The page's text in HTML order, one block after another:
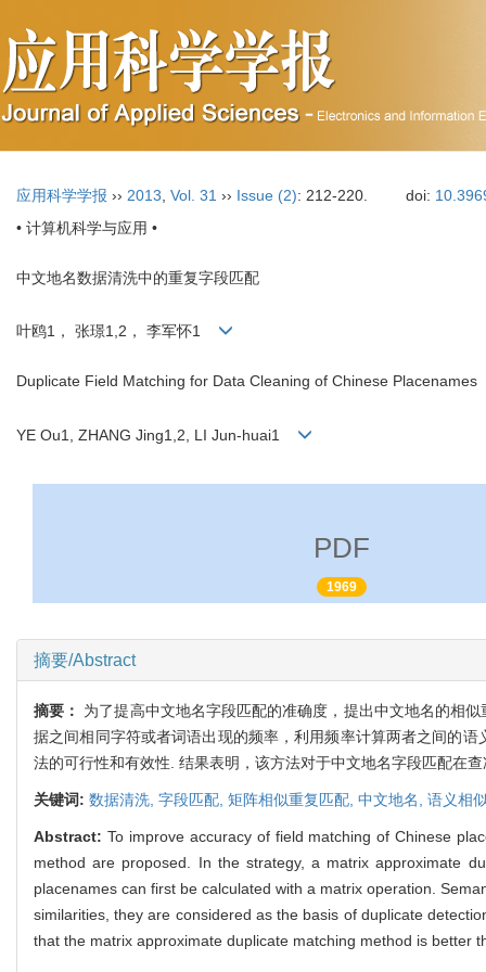
应用科学学报 ›› 2013 Vol. 31 ›› Issue (2): 212-220. doi:
• 计算机科学与应用 •
中文地名数据清洗中的重复字段匹配
叶鸥1， 张璟1,2， 李军怀1
Duplicate Field Matching for Data Cleaning of Chinese Placenames
YE Ou1, ZHANG Jing1,2, LI Jun-huai1
PDF
摘要：为了提高中文地名字段匹配的准确度，提出中文地名的相
据之间相同字符或者词语出现的频率，利用频率计算两者之间的
法的可行性和有效性. 结果表明，该方法对于中文地名字段匹配在
关键词:数据清洗,字段匹配,矩阵相似重复匹配,中文地名,语义相
Abstract:To improve accuracy of field matching of Chinese
method are proposed. In the strategy, a matrix approximate
placenames can first be calculated with a matrix operation.
similarities, they are considered as the basis of duplicate